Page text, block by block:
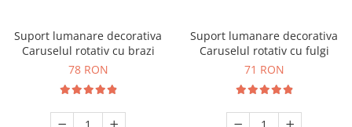
Suport lumanare decorativa
Caruselul rotativ cu brazi
78 RON
Suport lumanare decorativa
Caruselul rotativ cu fulgi
71 RON